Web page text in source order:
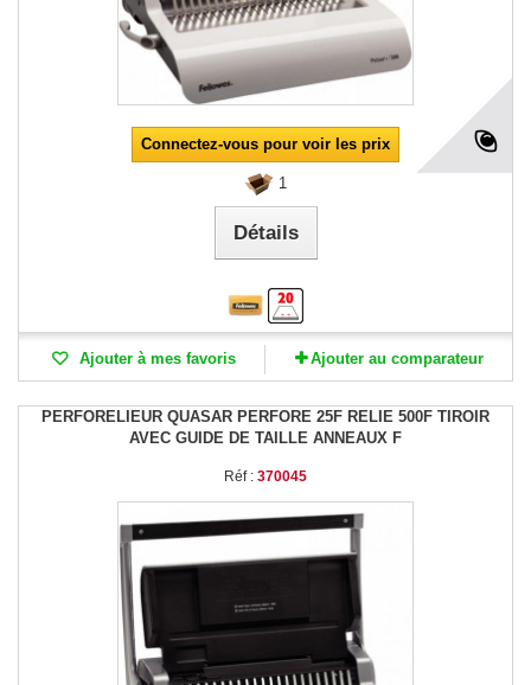
Connectez-vous pour voir les prix
1
Détails
Ajouter à mes favoris Ajouter au comparateur
PERFORELIEUR QUASAR PERFORE 25F RELIE 500F TIROIR
AVEC GUIDE DE TAILLE ANNEAUX F
Réf : 370045